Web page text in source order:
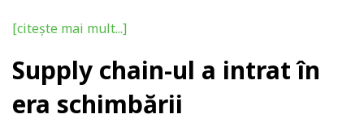
[citește mai mult...]
Supply chain-ul a intrat în
era schimbării